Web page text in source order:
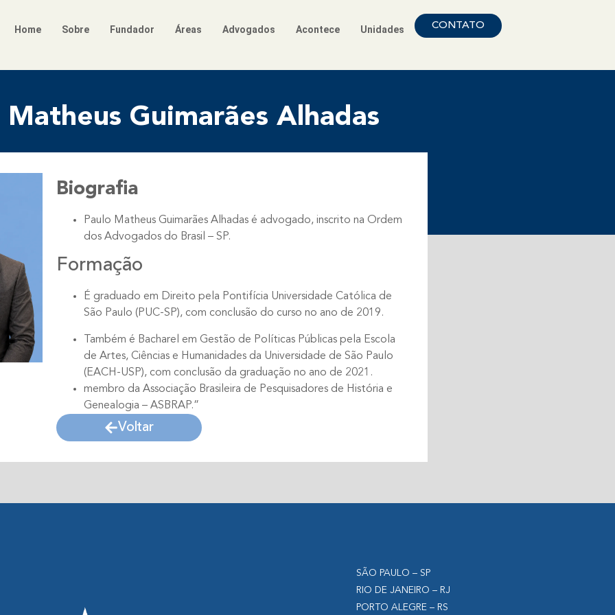
Home Sobre Fundador Áreas Advogados Acontece Unidades CONTATO
Matheus Guimarães Alhadas
Biografia
Paulo Matheus Guimarães Alhadas é advogado, inscrito na Ordem
dos Advogados do Brasil – SP.​
Formação
É graduado em Direito pela Pontifícia Universidade Católica de
São Paulo (PUC-SP), com conclusão do curso no ano de 2019.
Também é Bacharel em Gestão de Políticas Públicas pela Escola
de Artes, Ciências e Humanidades da Universidade de São Paulo
(EACH-USP), com conclusão da graduação no ano de 2021.
membro da Associação Brasileira de Pesquisadores de História e
Genealogia – ASBRAP.”
Voltar
SÃO PAULO – SP
RIO DE JANEIRO – RJ
PORTO ALEGRE – RS